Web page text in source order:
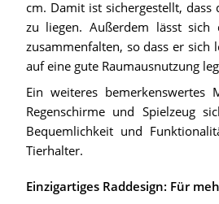
cm. Damit ist sichergestellt,
zu liegen. Außerdem lässt
zusammenfalten, so dass er
auf eine gute Raumausnutzung
Ein weiteres bemerkenswertes
Regenschirme und Spielzeug
Bequemlichkeit und
Tierhalter.
Einzigartiges Raddesign: Für